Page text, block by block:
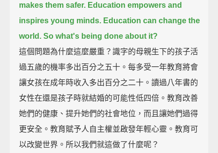
makes them safer. Education empowers and
inspires young minds. Education can change the
world. So what's being done about it?
這個問題為什麼這麼嚴重？識字的母親生下的孩子活
過五歲的機率多出百分之五十。每多受一年教育將會
讓女孩在成年時收入多出百分之二十。讀過八年書的
女性在還是孩子時就結婚的可能性低四倍。教育改善
她們的健康、提升她們的社會地位，而且讓她們過得
更安全。教育賦予人自主權並啟發年輕心靈。教育可
以改變世界。所以我們就這做了什麼呢？